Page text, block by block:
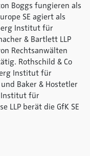
Boggs fungieren als
SE agiert als
Institut für
& Bartlett LLP
Rechtsanwälten
Rothschild & Co
Institut für
Baker & Hostetler
Institut für
LLP berät die GfK SE